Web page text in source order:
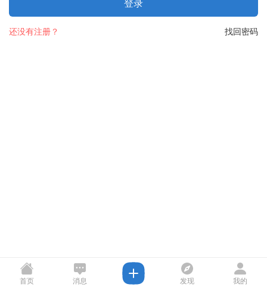
登录
找回密码
还没有注册？
首页 消息 发现 我的